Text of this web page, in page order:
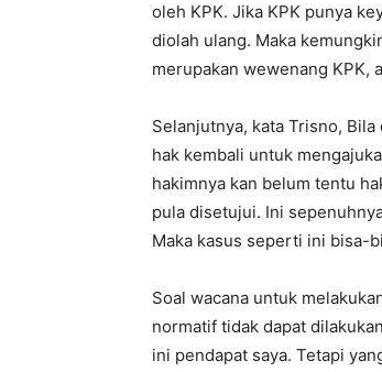
oleh KPK. Jika KPK punya
diolah ulang. Maka
merupakan wewenang KPK,
Selanjutnya, kata Trisno,
hak kembali untuk
hakimnya kan belum tentu
pula disetujui. Ini
Maka kasus seperti ini bisa-
Soal wacana untuk
normatif tidak dapat
ini pendapat saya. Tetapi